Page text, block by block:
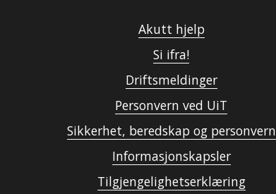
Akutt hjelp
Si ifra!
Driftsmeldinger
Personvern ved UiT
Sikkerhet, beredskap og personvern
Informasjonskapsler
Tilgjengelighetserklæring